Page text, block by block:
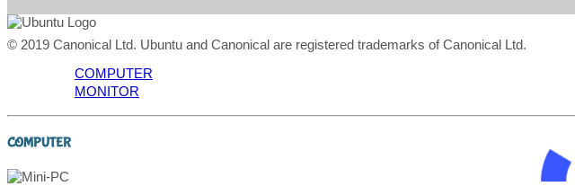
© 2019 Canonical Ltd. Ubuntu and Canonical are registered trademarks of Canonical Ltd.
COMPUTER
MONITOR
COMPUTER